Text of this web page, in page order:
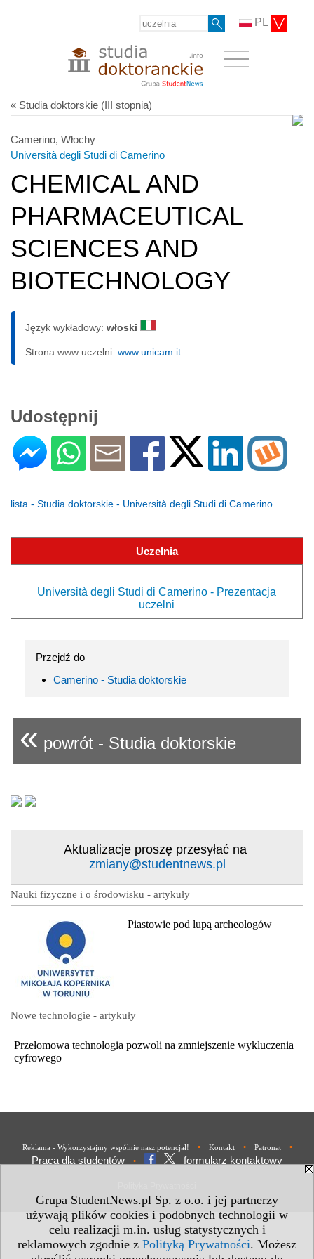
Grupa StudentNews.pl Sp. z o.o. i jej partnerzy
używają plików cookies i podobnych technologii w
celu realizacji m.in. usług statystycznych i
reklamowych zgodnie z Polityką Prywatności. Możesz
PL
« Studia doktorskie (III stopnia)
Camerino, Włochy
Università degli Studi di Camerino
CHEMICAL AND
PHARMACEUTICAL
SCIENCES AND
BIOTECHNOLOGY
Język wykładowy: włoski
Strona www uczelni: www.unicam.it
Udostępnij
lista - Studia doktorskie - Università degli Studi di Camerino
Uczelnia
Università degli Studi di Camerino - Prezentacja
uczelni
Przejdź do
Camerino - Studia doktorskie
« powrót - Studia doktorskie
Aktualizacje proszę przesyłać na
zmiany@studentnews.pl
Nauki fizyczne i o środowisku - artykuły
Piastowie pod lupą archeologów
Nowe technologie - artykuły
Przełomowa technologia pozwoli na zmniejszenie wykluczenia
cyfrowego
Reklama - Wykorzystajmy wspólnie nasz potencjał! • Kontakt • Patronat •
Praca dla studentów • formularz kontaktowy